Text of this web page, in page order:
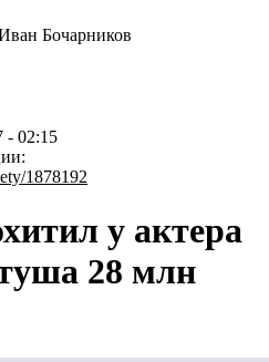
Бочарников
- 02:15
1878192
у актера
28 млн